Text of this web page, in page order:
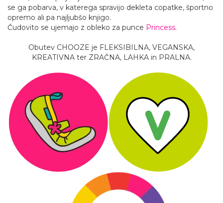
se ga pobarva, v katerega spravijo dekleta copatke, športno
opremo ali pa najljubšo knjigo.
Čudovito se ujemajo z obleko za punce Princess.
Obutev CHOOZE je FLEKSIBILNA, VEGANSKA,
KREATIVNA ter ZRAČNA, LAHKA in PRALNA.